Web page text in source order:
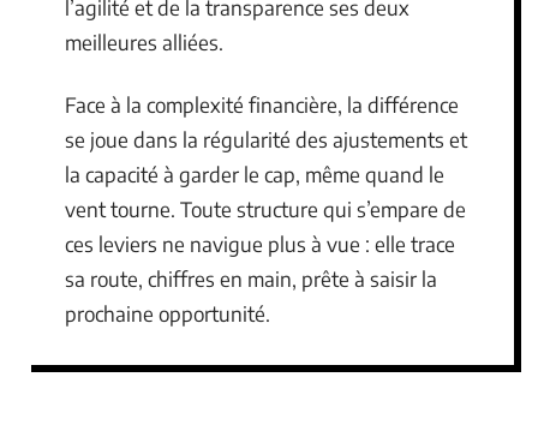
l’agilité et de la transparence ses deux
meilleures alliées.
Face à la complexité financière, la différence
se joue dans la régularité des ajustements et
la capacité à garder le cap, même quand le
vent tourne. Toute structure qui s’empare de
ces leviers ne navigue plus à vue : elle trace
sa route, chiffres en main, prête à saisir la
prochaine opportunité.